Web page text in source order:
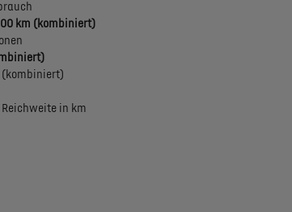
km (kombiniert)
(kombiniert)
in km